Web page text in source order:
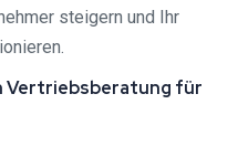
steigern und Ihr
für